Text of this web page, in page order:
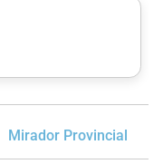
Mirador Provincial